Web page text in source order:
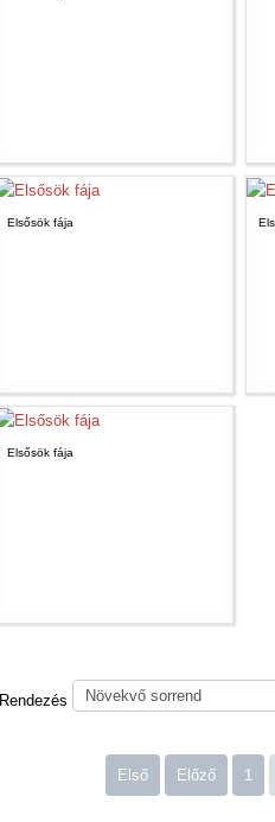
Elsősök fája
Elsősök fája
Rendezés
Első Előző 1